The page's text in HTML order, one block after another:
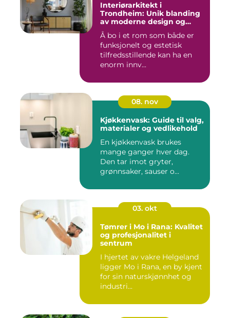
Interiørarkitekt i
Trondheim: Unik blanding
av moderne design og
tradisjonelle elementer
Å bo i et rom som både er
funksjonelt og estetisk
tilfredsstillende kan ha en
enorm innv...
08. nov
Kjøkkenvask: Guide til valg,
materialer og vedlikehold
En kjøkkenvask brukes
mange ganger hver dag.
Den tar imot gryter,
grønnsaker, sauser o...
03. okt
Tømrer i Mo i Rana: Kvalitet
og profesjonalitet i
sentrum
I hjertet av vakre Helgeland
ligger Mo i Rana, en by kjent
for sin naturskjønnhet og
industri...